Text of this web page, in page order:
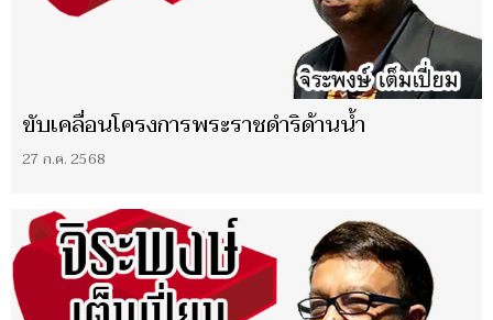
ขับเคลื่อนโครงการพระราชดำริด้านน้ำ
27 ก.ค. 2568